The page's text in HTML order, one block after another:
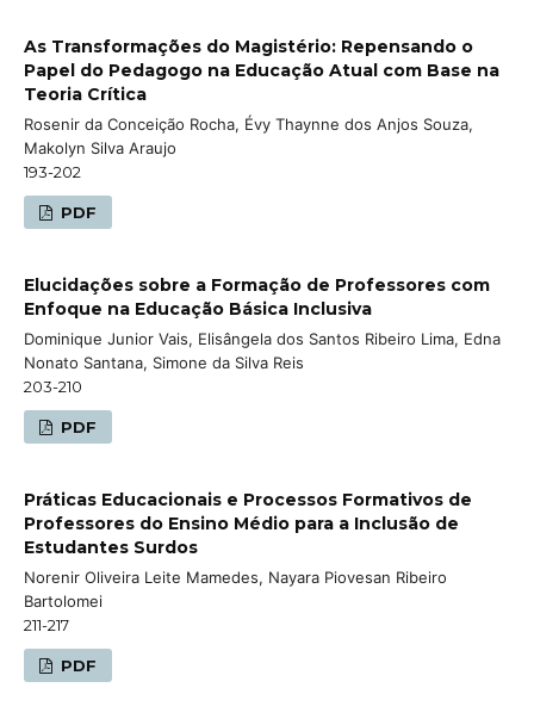
As Transformações do Magistério: Repensando o
Papel do Pedagogo na Educação Atual com Base na
Teoria Crítica
Rosenir da Conceição Rocha, Évy Thaynne dos Anjos Souza,
Makolyn Silva Araujo
193-202
PDF
Elucidações sobre a Formação de Professores com
Enfoque na Educação Básica Inclusiva
Dominique Junior Vais, Elisângela dos Santos Ribeiro Lima, Edna
Nonato Santana, Simone da Silva Reis
203-210
PDF
Práticas Educacionais e Processos Formativos de
Professores do Ensino Médio para a Inclusão de
Estudantes Surdos
Norenir Oliveira Leite Mamedes, Nayara Piovesan Ribeiro
Bartolomei
211-217
PDF